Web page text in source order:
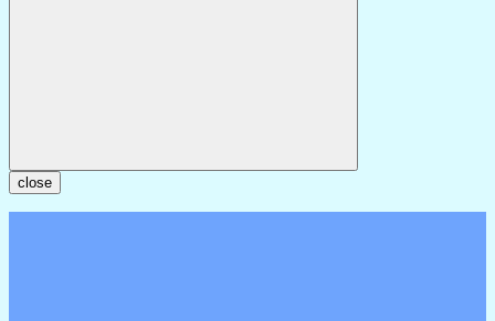
close